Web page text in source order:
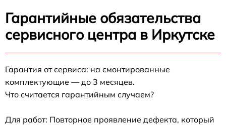
Гарантийные обязательства
сервисного центра в Иркутске
Гарантия от сервиса: на смонтированные
комплектующие — до 3 месяцев.
Что считается гарантийным случаем?
Для работ: Повторное проявление дефекта, который